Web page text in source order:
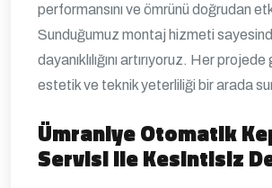
performansını ve ömrünü doğrudan
Sunduğumuz montaj hizmeti
dayanıklılığını artırıyoruz. Her
estetik ve teknik yeterliliği bir arada
Ümraniye Otomatik
Servisi ile Kesintisiz